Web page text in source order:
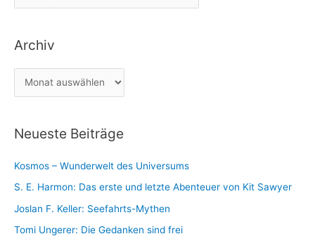
c
h
a
e
e
Archiv
r
h
v
Neueste Beiträge
Kosmos – Wunderwelt des Universums
S. E. Harmon: Das erste und letzte Abenteuer von Kit Sawyer
Joslan F. Keller: Seefahrts-Mythen
Tomi Ungerer: Die Gedanken sind frei